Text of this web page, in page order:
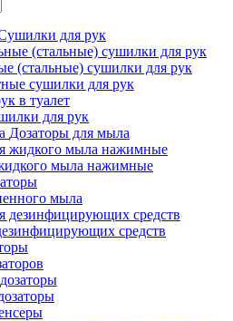
для рук
(стальные) сушилки для рук
сушилки для рук
в туалет
для рук
Дозаторы для мыла
мыла нажимные
мыла
средств